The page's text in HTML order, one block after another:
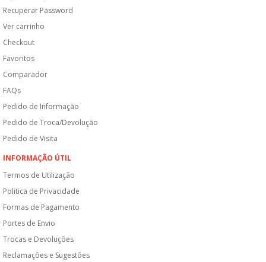
Recuperar Password
Ver carrinho
Checkout
Favoritos
Comparador
FAQs
Pedido de Informação
Pedido de Troca/Devolução
Pedido de Visita
INFORMAÇÃO ÚTIL
Termos de Utilização
Politica de Privacidade
Formas de Pagamento
Portes de Envio
Trocas e Devoluções
Reclamações e Sugestões